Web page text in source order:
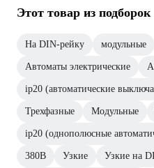
Этот товар из подборок
На DIN-рейку модульные
Автоматы электрические
ip20 (автоматические
Трехфазные Модульные
ip20 (однополюсные
380В Узкие Узкие на